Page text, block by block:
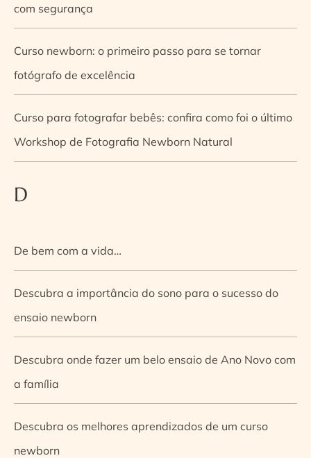
com segurança
Curso newborn: o primeiro passo para se tornar
fotógrafo de excelência
Curso para fotografar bebês: confira como foi o último
Workshop de Fotografia Newborn Natural
D
De bem com a vida…
Descubra a importância do sono para o sucesso do
ensaio newborn
Descubra onde fazer um belo ensaio de Ano Novo com
a família
Descubra os melhores aprendizados de um curso
newborn